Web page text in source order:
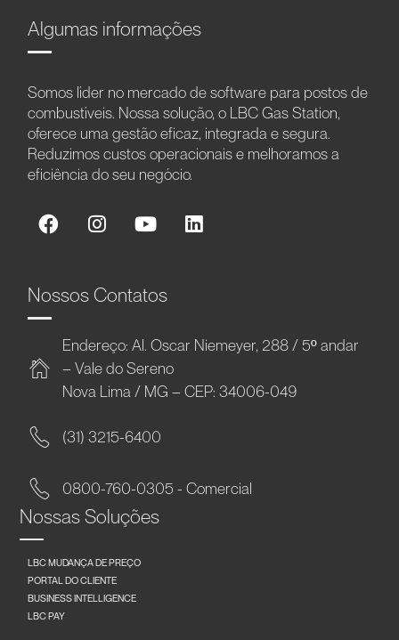
Algumas informações
Somos líder no mercado de software para postos de
combustíveis. Nossa solução, o LBC Gas Station,
oferece uma gestão eficaz, integrada e segura.
Reduzimos custos operacionais e melhoramos a
eficiência do seu negócio.
Nossos Contatos
Endereço: Al. Oscar Niemeyer, 288 / 5º andar
– Vale do Sereno
Nova Lima / MG – CEP: 34006-049
(31) 3215-6400
0800-760-0305 - Comercial
Nossas Soluções
LBC MUDANÇA DE PREÇO
PORTAL DO CLIENTE
BUSINESS INTELLIGENCE
LBC PAY